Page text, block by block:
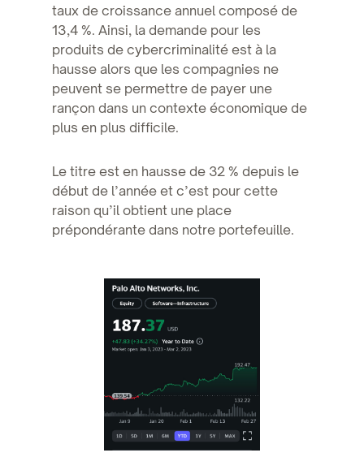
taux de croissance annuel composé de
13,4 %. Ainsi, la demande pour les
produits de cybercriminalité est à la
hausse alors que les compagnies ne
peuvent se permettre de payer une
rançon dans un contexte économique de
plus en plus difficile.
Le titre est en hausse de 32 % depuis le
début de l’année et c’est pour cette
raison qu’il obtient une place
prépondérante dans notre portefeuille.